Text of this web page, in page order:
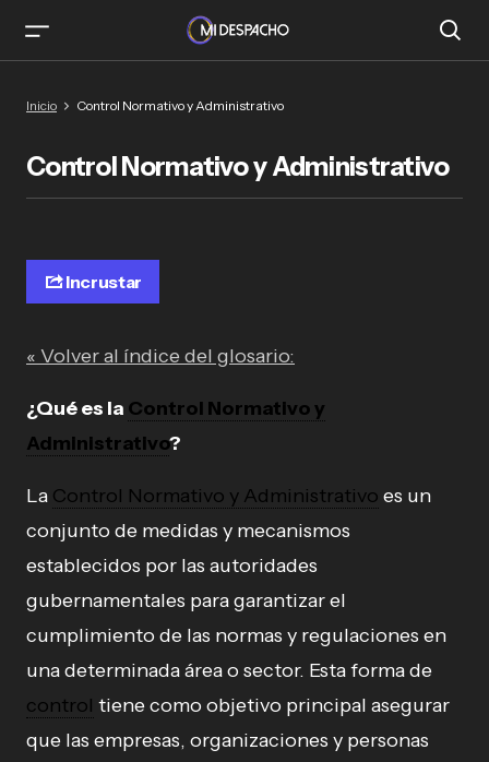
Inicio Control Normativo y Administrativo
Control Normativo y Administrativo
Incrustar
« Volver al índice del glosario:
¿Qué es la Control Normativo y
Administrativo?
La Control Normativo y Administrativo es un
conjunto de medidas y mecanismos
establecidos por las autoridades
gubernamentales para garantizar el
cumplimiento de las normas y regulaciones en
una determinada área o sector. Esta forma de
control tiene como objetivo principal asegurar
que las empresas, organizaciones y personas